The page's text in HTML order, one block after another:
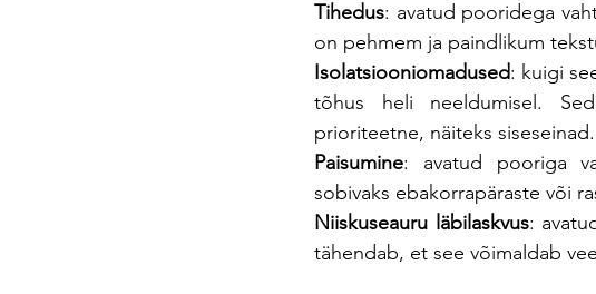
Tihedus: avatud pooridega
on pehmem ja paindlikum
Isolatsiooniomadused: kuigi
tõhus heli neeldumisel.
prioriteetne, näiteks siseseinad.
Paisumine: avatud pooriga
sobivaks ebakorrapäraste või
Niiskuseauru läbilaskvus:
tähendab, et see võimaldab